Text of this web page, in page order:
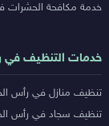
خدمة مكافحة الحشرات
خدمات التنظيف في
تنظيف منازل في رأس
تنظيف سجاد في رأس